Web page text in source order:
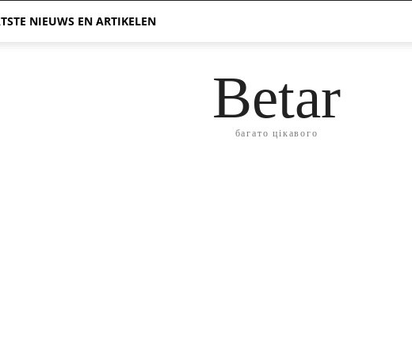
NIEUWS EN ARTIKELEN
Betar
багато цікавого